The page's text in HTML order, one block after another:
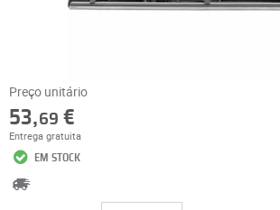
Preço unitário
53,69 €
Entrega gratuita
EM STOCK